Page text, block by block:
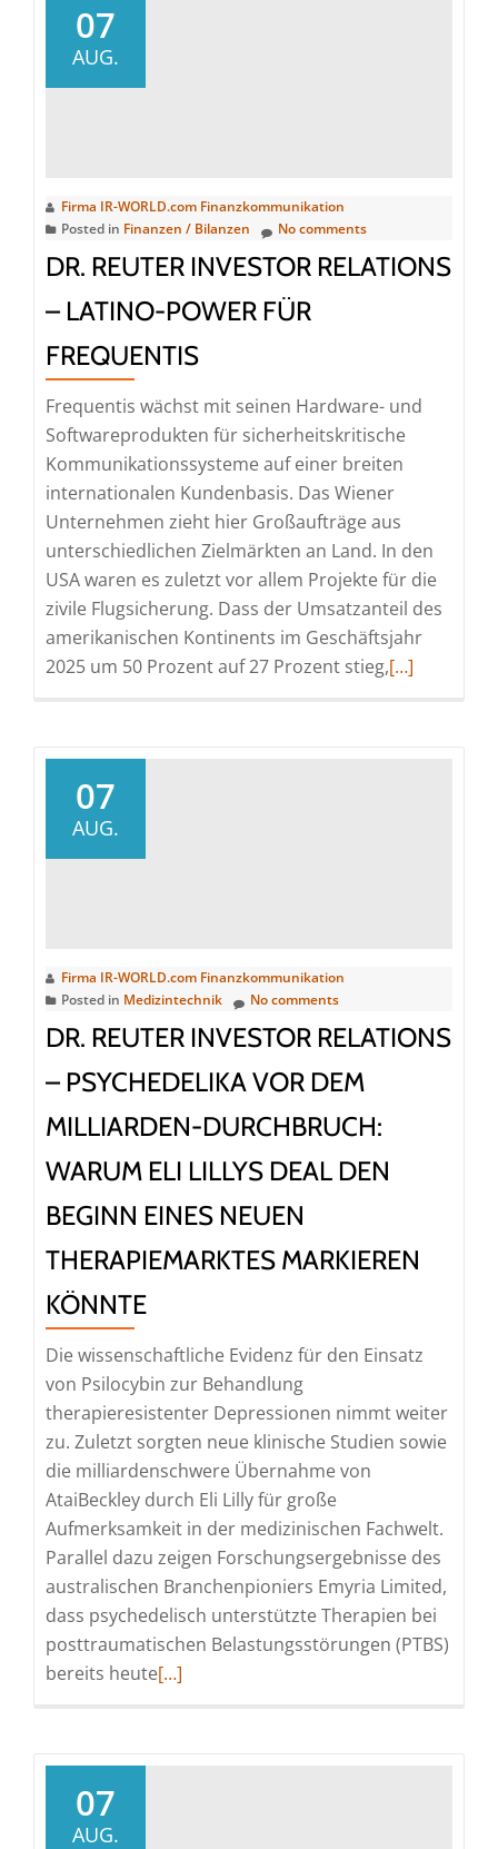
Projekten
07
AUG.
Firma IR-WORLD.com Finanzkommunikation
Posted in Finanzen / Bilanzen No comments
DR. REUTER INVESTOR RELATIONS
– LATINO-POWER FÜR
FREQUENTIS
Frequentis wächst mit seinen Hardware- und
Softwareprodukten für sicherheitskritische
Kommunikationssysteme auf einer breiten
internationalen Kundenbasis. Das Wiener
Unternehmen zieht hier Großaufträge aus
unterschiedlichen Zielmärkten an Land. In den
USA waren es zuletzt vor allem Projekte für die
zivile Flugsicherung. Dass der Umsatzanteil des
amerikanischen Kontinents im Geschäftsjahr
2025 um 50 Prozent auf 27 Prozent stieg,Read
[…]
07
AUG.
Firma IR-WORLD.com Finanzkommunikation
Posted in Medizintechnik No comments
DR. REUTER INVESTOR RELATIONS
– PSYCHEDELIKA VOR DEM
MILLIARDEN-DURCHBRUCH:
WARUM ELI LILLYS DEAL DEN
BEGINN EINES NEUEN
THERAPIEMARKTES MARKIEREN
KÖNNTE
Die wissenschaftliche Evidenz für den Einsatz
von Psilocybin zur Behandlung
therapieresistenter Depressionen nimmt weiter
zu. Zuletzt sorgten neue klinische Studien sowie
die milliardenschwere Übernahme von
AtaiBeckley durch Eli Lilly für große
Aufmerksamkeit in der medizinischen Fachwelt.
Parallel dazu zeigen Forschungsergebnisse des
australischen Branchenpioniers Emyria Limited,
dass psychedelisch unterstützte Therapien bei
posttraumatischen Belastungsstörungen (PTBS)
bereits heuteRead
[…]
07
AUG.